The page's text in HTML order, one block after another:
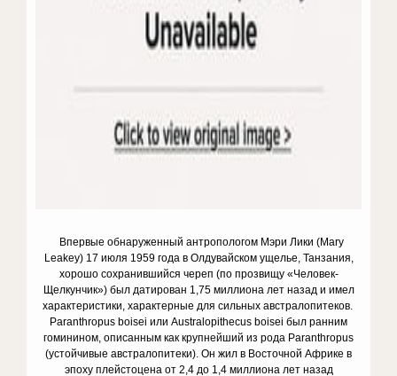
Впервые обнаруженный антропологом Мэри Лики (Mary
Leakey) 17 июля 1959 года в Олдувайском ущелье, Танзания,
хорошо сохранившийся череп (по прозвищу «Человек-
Щелкунчик») был датирован 1,75 миллиона лет назад и имел
характеристики, характерные для сильных австралопитеков.
Paranthropus boisei или Australopithecus boisei был ранним
гоминином, описанным как крупнейший из рода Paranthropus
(устойчивые австралопитеки). Он жил в Восточной Африке в
эпоху плейстоцена от 2,4 до 1,4 миллиона лет назад